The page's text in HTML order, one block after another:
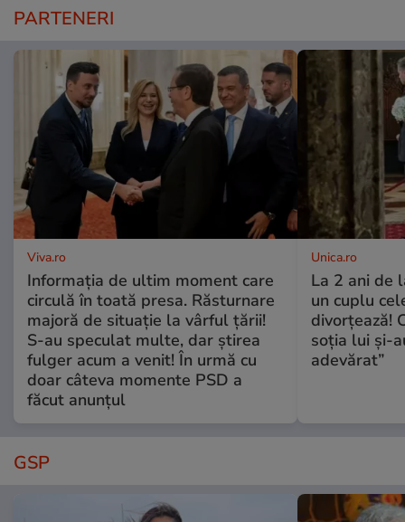
PARTENERI
Viva.ro
Informația de ultim moment care
circulă în toată presa. Răsturnare
majoră de situație la vârful țării!
S-au speculat multe, dar știrea
fulger acum a venit! În urmă cu
doar câteva momente PSD a
făcut anunțul
Unica.ro
La 2 ani de
un cuplu
divorțează!
soția lui și-
adevărat”
GSP